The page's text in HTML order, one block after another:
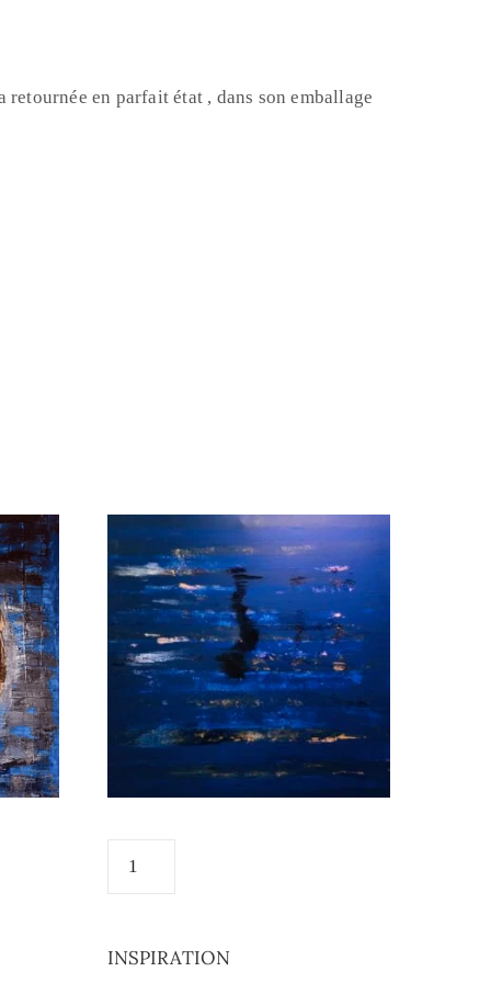
en parfait état , dans son emballage
INSPIRATION